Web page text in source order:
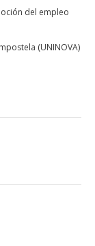
del empleo
(UNINOVA)